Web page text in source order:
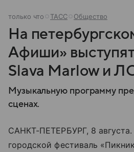
только что ТАСС Общество
На
Афиши»
Slava Marlow и
Музыкальную программу
сценах.
САНКТ-ПЕТЕРБУРГ, 8
городской фестиваль